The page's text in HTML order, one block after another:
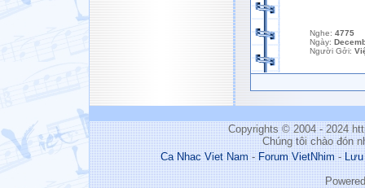
Nghe: 4775
Ngày:
Người Gởi:
Copyrights © 2004 - 2024
Chúng tôi chào đón
Ca Nhac Viet Nam-Forum VietNhim-